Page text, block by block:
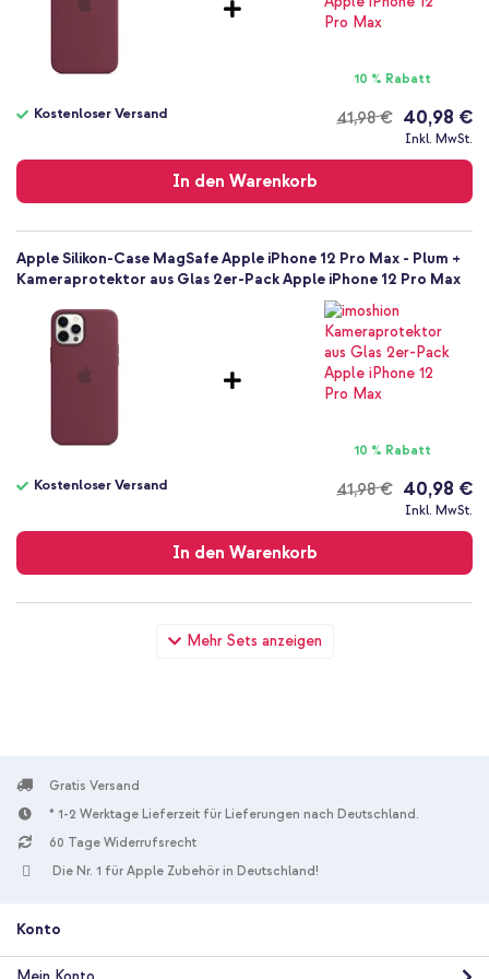
Smartphone
Hülle
Mehr Sets anzeigen
10 % Rabatt
41,98 €
Kostenloser Versand 40,98 €
Inkl. MwSt.
In den Warenkorb
Versand
Apple Silikon-Case MagSafe Apple iPhone 12 Pro Max - Plum +
Kameraprotektor aus Glas 2er-Pack Apple iPhone 12 Pro Max
10 % Rabatt
41,98 €
Kostenloser Versand 40,98 €
Inkl. MwSt.
In den Warenkorb
Versand
Apple Silikon-Case MagSafe Apple iPhone 12 Pro Max - Plum +
Wandladegerät - Ladegerät - USB-C- und USB-Anschluss -
Kostenloser Versand
Versand
Gratis Versand
* 1-2 Werktage Lieferzeit für Lieferungen nach Deutschland.
60 Tage Widerrufsrecht
Die Nr. 1 für Apple Zubehör in Deutschland!
Konto